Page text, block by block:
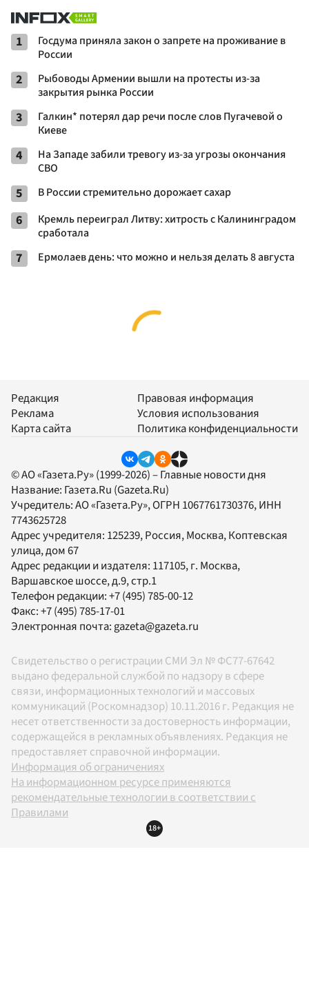
1
Госдума приняла закон о запрете на проживание в
России
2
Рыбоводы Армении вышли на протесты из-за
закрытия рынка России
3
Галкин* потерял дар речи после слов Пугачевой о
Киеве
4
На Западе забили тревогу из-за угрозы окончания
СВО
5 В России стремительно дорожает сахар
6
Кремль переиграл Литву: хитрость с Калининградом
сработала
7 Ермолаев день: что можно и нельзя делать 8 августа
Редакция
Реклама
Карта сайта
Правовая информация
Условия использования
Политика конфиденциальности
© АО «Газета.Ру» (1999-2026) – Главные новости дня
Название: Газета.Ru (Gazeta.Ru)
Учредитель:АО «Газета.Ру», ОГРН 1067761730376, ИНН
7743625728
Адрес учредителя: 125239, Россия, Москва, Коптевская
улица, дом 67
Адрес редакции и издателя: 117105, г. Москва,
Варшавское шоссе, д.9, стр.1
Телефон редакции:+7 (495) 785-00-12
Факс:+7 (495) 785-17-01
Электронная почта: gazeta@gazeta.ru
Свидетельство о регистрации СМИ Эл № ФС77-67642
выдано федеральной службой по надзору в сфере
связи, информационных технологий и массовых
коммуникаций (Роскомнадзор) 10.11.2016 г. Редакция не
несет ответственности за достоверность информации,
содержащейся в рекламных объявлениях. Редакция не
предоставляет справочной информации.
Информация об ограничениях
На информационном ресурсе применяются
рекомендательные технологии в соответствии с
Правилами
18+